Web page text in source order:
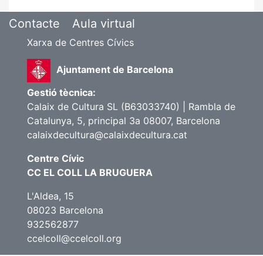
Contacte Aula virtual
Xarxa de Centres Cívics
Ajuntament de Barcelona
Gestió tècnica:
Calaix de Cultura SL (B63033740) | Rambla de
Catalunya, 5, principal 3a 08007, Barcelona
calaixdecultura@calaixdecultura.cat
Centre Cívic
CC EL COLL LA BRUGUERA
L'Aldea, 15
08023 Barcelona
932562877
ccelcoll@ccelcoll.org